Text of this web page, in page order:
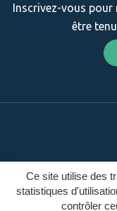
Ce site utilise des
statistiques
contrôler
Inscrivez-vous
être